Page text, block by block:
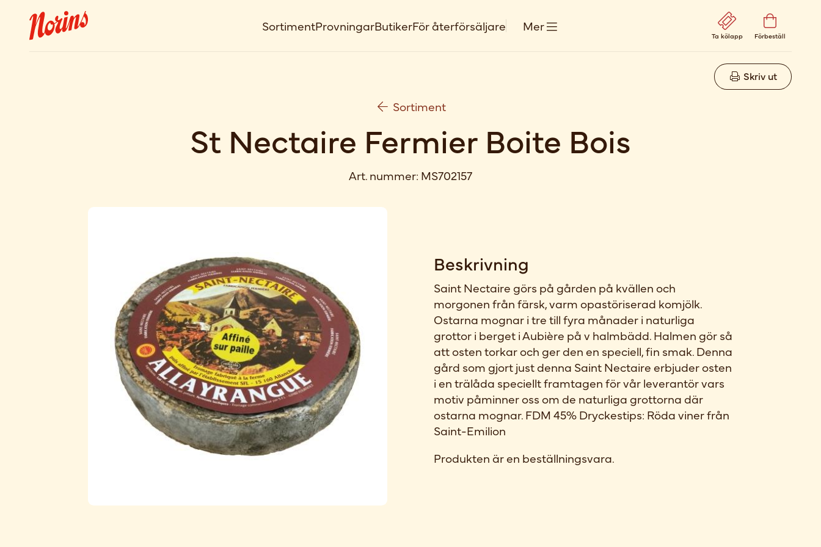
SortimentProvningarButikerFör återförsäljare Mer
Ta kölapp Förbeställ
Skriv ut
Sortiment
St Nectaire Fermier Boite Bois
Art. nummer: MS702157
Beskrivning
Saint Nectaire görs på gården på kvällen och
morgonen från färsk, varm opastöriserad komjölk.
Ostarna mognar i tre till fyra månader i naturliga
grottor i berget i Aubière på v halmbädd. Halmen gör så
att osten torkar och ger den en speciell, fin smak. Denna
gård som gjort just denna Saint Nectaire erbjuder osten
i en trälåda speciellt framtagen för vår leverantör vars
motiv påminner oss om de naturliga grottorna där
ostarna mognar. FDM 45% Dryckestips: Röda viner från
Saint-Emilion
Produkten är en beställningsvara.